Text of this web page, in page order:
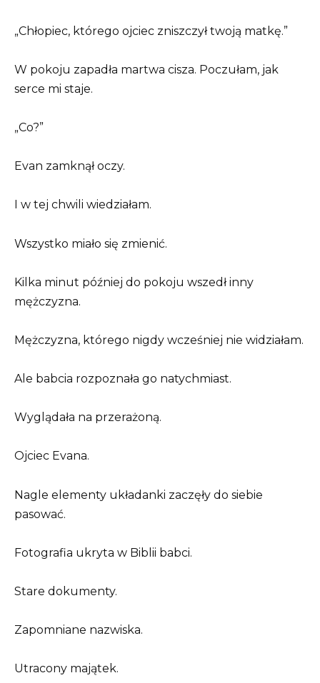
„Chłopiec, którego ojciec zniszczył twoją matkę.”
W pokoju zapadła martwa cisza. Poczułam, jak
serce mi staje.
„Co?”
Evan zamknął oczy.
I w tej chwili wiedziałam.
Wszystko miało się zmienić.
Kilka minut później do pokoju wszedł inny
mężczyzna.
Mężczyzna, którego nigdy wcześniej nie widziałam.
Ale babcia rozpoznała go natychmiast.
Wyglądała na przerażoną.
Ojciec Evana.
Nagle elementy układanki zaczęły do siebie
pasować.
Fotografia ukryta w Biblii babci.
Stare dokumenty.
Zapomniane nazwiska.
Utracony majątek.